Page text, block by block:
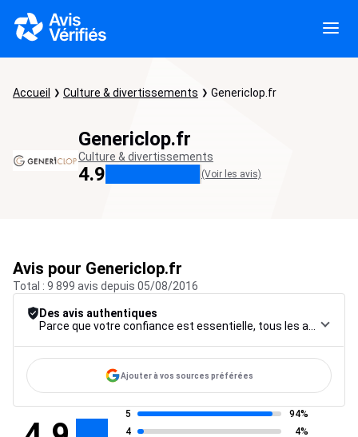
Accueil Culture & divertissements Genericlop.fr
Genericlop.fr
Culture & divertissements
4.9 (Voir les avis)
Avis pour Genericlop.fr
Total : 9 899 avis depuis 05/08/2016
Des avis authentiques
Ajouter à vos sources préférées
5
94%
4
4%